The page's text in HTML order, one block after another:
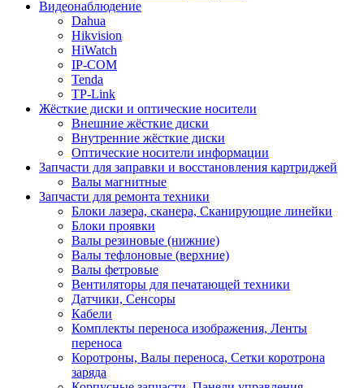
Видеонаблюдение
Dahua
Hikvision
HiWatch
IP-COM
Tenda
TP-Link
Жёсткие диски и оптические носители
Внешние жёсткие диски
Внутренние жёсткие диски
Оптические носители информации
Запчасти для заправки и восстановления картриджей
Валы магнитные
Запчасти для ремонта техники
Блоки лазера, сканера, Сканирующие линейки
Блоки проявки
Валы резиновые (нижние)
Валы тефлоновые (верхние)
Валы фетровые
Вентиляторы для печатающей техники
Датчики, Сенсоры
Кабели
Комплекты переноса изображения, Ленты
переноса
Коротроны, Валы переноса, Сетки коротрона
заряда